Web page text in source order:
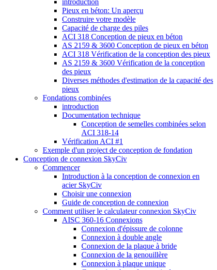
introduction
Pieux en béton: Un aperçu
Construire votre modèle
Capacité de charge des piles
ACI 318 Conception de pieux en béton
AS 2159 & 3600 Conception de pieux en béton
ACI 318 Vérification de la conception des pieux
AS 2159 & 3600 Vérification de la conception
des pieux
Diverses méthodes d'estimation de la capacité des
pieux
Fondations combinées
introduction
Documentation technique
Conception de semelles combinées selon
ACI 318-14
Vérification ACI #1
Exemple d'un project de conception de fondation
Conception de connexion SkyCiv
Commencer
Introduction à la conception de connexion en
acier SkyCiv
Choisir une connexion
Guide de conception de connexion
Comment utiliser le calculateur connexion SkyCiv
AISC 360-16 Connexions
Connexion d'épissure de colonne
Connexion à double angle
Connexion de la plaque à bride
Connexion de la genouillère
Connexion à plaque unique